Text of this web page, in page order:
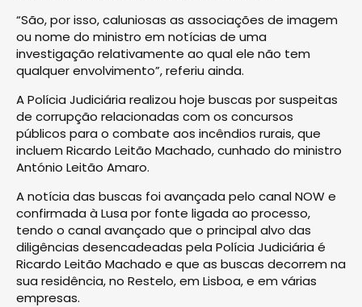
“São, por isso, caluniosas as associações de imagem
ou nome do ministro em notícias de uma
investigação relativamente ao qual ele não tem
qualquer envolvimento”, referiu ainda.
A Polícia Judiciária realizou hoje buscas por suspeitas
de corrupção relacionadas com os concursos
públicos para o combate aos incêndios rurais, que
incluem Ricardo Leitão Machado, cunhado do ministro
António Leitão Amaro.
A notícia das buscas foi avançada pelo canal NOW e
confirmada à Lusa por fonte ligada ao processo,
tendo o canal avançado que o principal alvo das
diligências desencadeadas pela Polícia Judiciária é
Ricardo Leitão Machado e que as buscas decorrem na
sua residência, no Restelo, em Lisboa, e em várias
empresas.